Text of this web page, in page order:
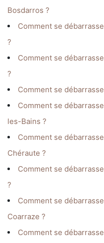
Bosdarros ?
Comment se
?
Comment se
?
Comment se
Comment se
les-Bains ?
Comment se
Chéraute ?
Comment se
?
Comment se
Coarraze ?
Comment se